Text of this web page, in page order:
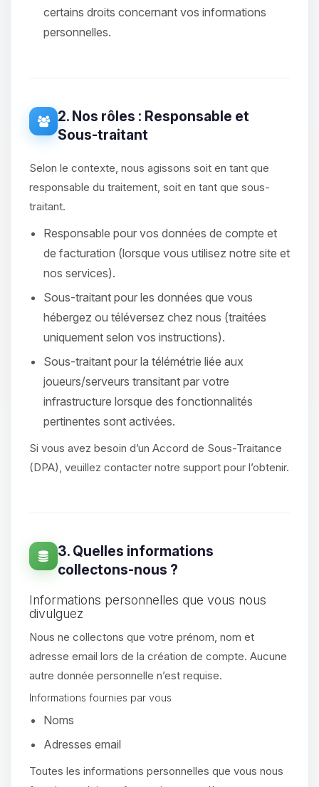
certains droits concernant vos informations
personnelles.
2. Nos rôles : Responsable et
Sous-traitant
Selon le contexte, nous agissons soit en tant que
responsable du traitement, soit en tant que sous-
traitant.
Responsable pour vos données de compte et
de facturation (lorsque vous utilisez notre site et
nos services).
Sous-traitant pour les données que vous
hébergez ou téléversez chez nous (traitées
uniquement selon vos instructions).
Sous-traitant pour la télémétrie liée aux
joueurs/serveurs transitant par votre
infrastructure lorsque des fonctionnalités
pertinentes sont activées.
Si vous avez besoin d’un Accord de Sous-Traitance
(DPA), veuillez contacter notre support pour l’obtenir.
3. Quelles informations
collectons-nous ?
Informations personnelles que vous nous
divulguez
Nous ne collectons que votre prénom, nom et
adresse email lors de la création de compte. Aucune
autre donnée personnelle n’est requise.
Informations fournies par vous
Noms
Adresses email
Toutes les informations personnelles que vous nous
Youpi, enfin quelqu’un pour me